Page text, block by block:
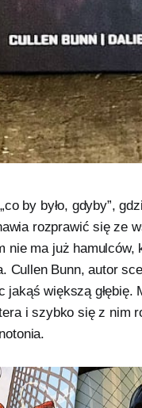
by było, gdyby”,
rozprawić się ze
nie ma już
Cullen Bunn, autor
jakąś większą
i szybko się z nim